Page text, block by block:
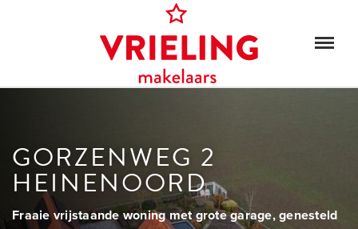
GORZENWEG 2
HEINENOORD
Fraaie vrijstaande woning met grote garage, genesteld